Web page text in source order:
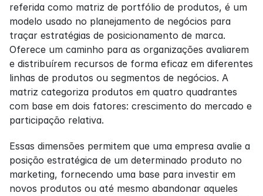
referida como matriz de portfólio de produtos, é um
modelo usado no planejamento de negócios para
traçar estratégias de posicionamento de marca.
Oferece um caminho para as organizações avaliarem
e distribuírem recursos de forma eficaz em diferentes
linhas de produtos ou segmentos de negócios. A
matriz categoriza produtos em quatro quadrantes
com base em dois fatores: crescimento do mercado e
participação relativa.
Essas dimensões permitem que uma empresa avalie a
posição estratégica de um determinado produto no
marketing, fornecendo uma base para investir em
novos produtos ou até mesmo abandonar aqueles